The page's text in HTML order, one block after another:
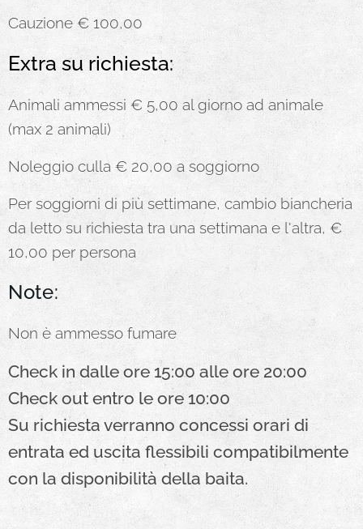
Cauzione € 100,00
Extra su richiesta:
Animali ammessi € 5,00 al giorno ad animale
(max 2 animali)
Noleggio culla € 20,00 a soggiorno
Per soggiorni di più settimane, cambio biancheria
da letto su richiesta tra una settimana e l'altra, €
10,00 per persona
Note:
Non è ammesso fumare
Check in dalle ore 15:00 alle ore 20:00
Check out entro le ore 10:00
Su richiesta verranno concessi orari di
entrata ed uscita flessibili compatibilmente
con la disponibilità della baita.